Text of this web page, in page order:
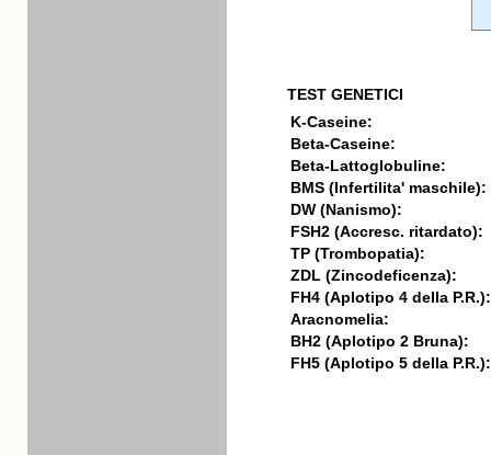
TEST GENETICI
K-Caseine:
Beta-Caseine:
Beta-Lattoglobuline:
BMS (Infertilita' maschile):
DW (Nanismo):
FSH2 (Accresc. ritardato):
TP (Trombopatia):
ZDL (Zincodeficenza):
FH4 (Aplotipo 4 della P.R.):
Aracnomelia:
BH2 (Aplotipo 2 Bruna):
FH5 (Aplotipo 5 della P.R.):